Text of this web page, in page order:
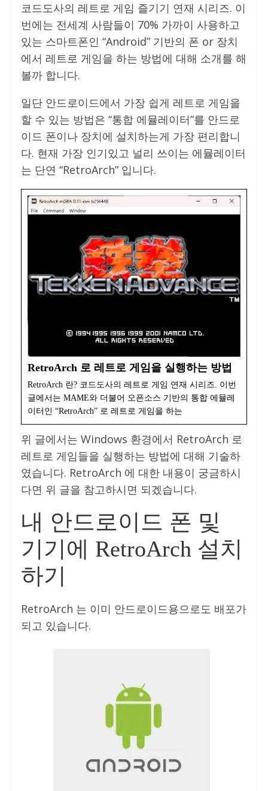
코드도사의 레트로 게임 즐기기 연재 시리즈. 이
번에는 전세계 사람들이 70% 가까이 사용하고
있는 스마트폰인 “Android” 기반의 폰 or 장치
에서 레트로 게임을 하는 방법에 대해 소개를 해
볼까 합니다.
일단 안드로이드에서 가장 쉽게 레트로 게임을
할 수 있는 방법은 “통합 에뮬레이터”를 안드로
이드 폰이나 장치에 설치하는게 가장 편리합니
다. 현재 가장 인기있고 널리 쓰이는 에뮬레이터
는 단연 “RetroArch” 입니다.
RetroArch 로 레트로 게임을 실행하는 방법
RetroArch 란? 코드도사의 레트로 게임 연재 시리즈. 이번
글에서는 MAME와 더불어 오픈소스 기반의 통합 에뮬레
이터인 “RetroArch” 로 레트로 게임을 하는
위 글에서는 Windows 환경에서 RetroArch 로
레트로 게임들을 실행하는 방법에 대해 기술하
였습니다. RetroArch 에 대한 내용이 궁금하시
다면 위 글을 참고하시면 되겠습니다.
내 안드로이드 폰 및
기기에 RetroArch 설치
하기
RetroArch 는 이미 안드로이드용으로도 배포가
되고 있습니다.